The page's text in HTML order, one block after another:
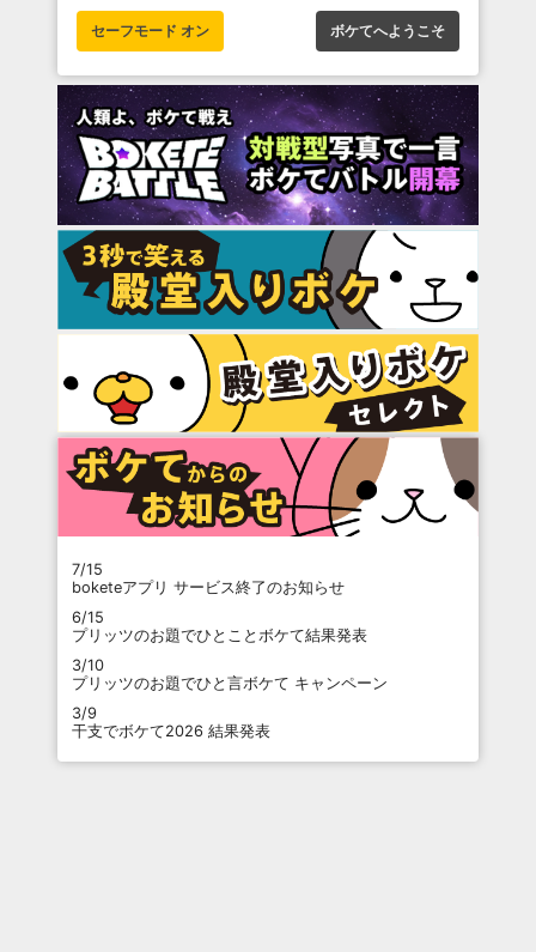
セーフモード オン ボケてへようこそ
7/15
boketeアプリ サービス終了のお知らせ
6/15
プリッツのお題でひとことボケて結果発表
3/10
プリッツのお題でひと言ボケて キャンペーン
3/9
干支でボケて2026 結果発表